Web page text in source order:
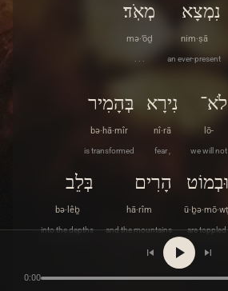
נִמְצָא
nim·ṣā
an ever-present
מְאֹֽד׃
mə·’ōḏ
. . .
לֹא־
lō-
we will not
נִירָא
nî·rā
fear ,
בְּהָמִיר
bə·hā·mîr
is transformed
וּבְמוֹט
ū·ḇə·mō·wṭ
are toppled
הָרִים
hā·rîm
and the mountains
בְּלֵב
bə·lêḇ
into the depths
0:00